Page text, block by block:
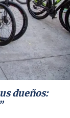
dueños: